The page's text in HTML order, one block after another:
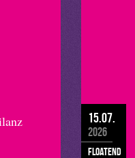
15.07.
2026
floatend